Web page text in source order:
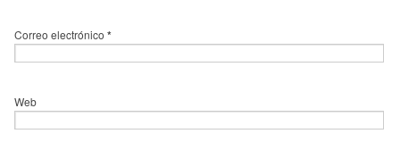
Correo electrónico *
Web